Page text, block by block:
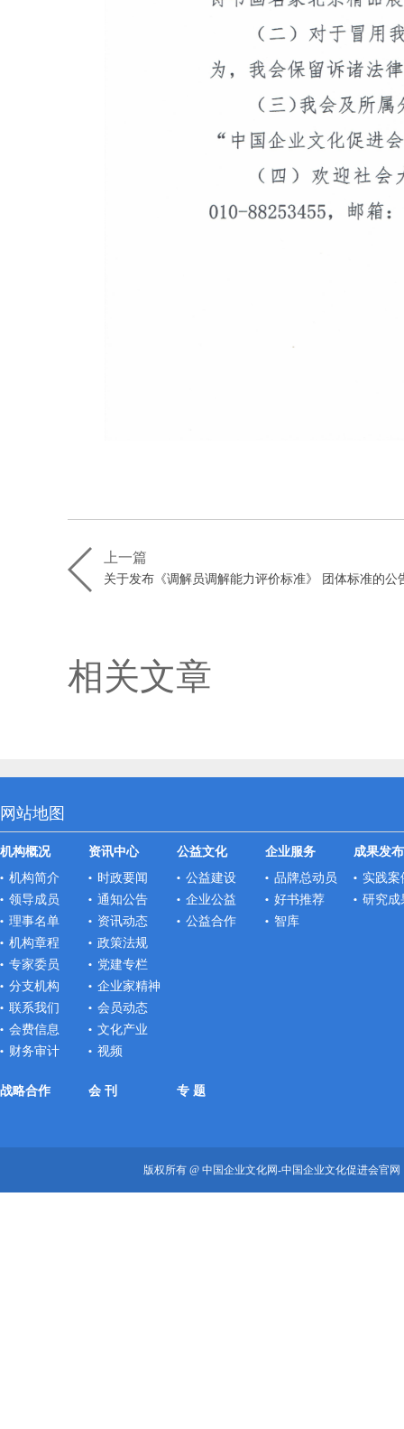
上一篇
关于发布《调解员调解能力评价标准》 团体标准的公
相关文章
网站地图
机构概况
机构简介
领导成员
理事名单
机构章程
专家委员
分支机构
联系我们
会费信息
财务审计
资讯中心
时政要闻
通知公告
资讯动态
政策法规
党建专栏
企业家精神
会员动态
文化产业
视频
公益文化
公益建设
企业公益
公益合作
企业服务
品牌总动员
好书推荐
智库
成果发布
实践案
研究成
战略合作 会 刊 专 题
版权所有 @ 中国企业文化网-中国企业文化促进会官